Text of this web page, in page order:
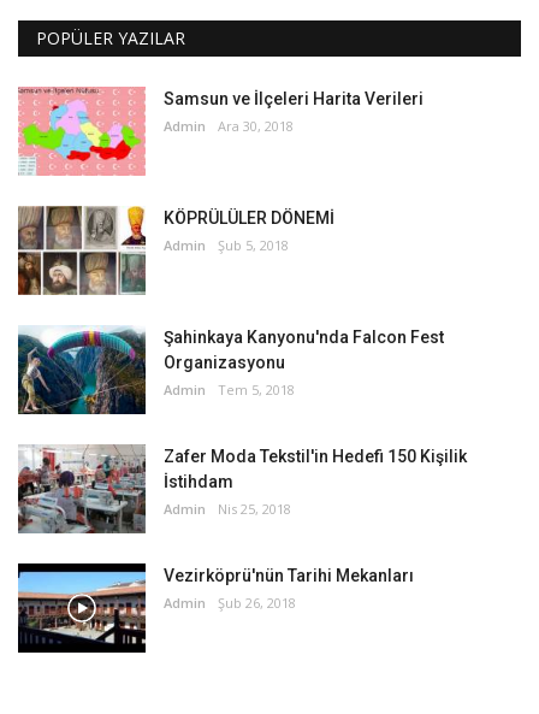
POPÜLER YAZILAR
Samsun ve İlçeleri Harita Verileri
Admin Ara 30, 2018
KÖPRÜLÜLER DÖNEMİ
Admin Şub 5, 2018
Şahinkaya Kanyonu'nda Falcon Fest
Organizasyonu
Admin Tem 5, 2018
Zafer Moda Tekstil'in Hedefi 150 Kişilik
İstihdam
Admin Nis 25, 2018
Vezirköprü'nün Tarihi Mekanları
Admin Şub 26, 2018